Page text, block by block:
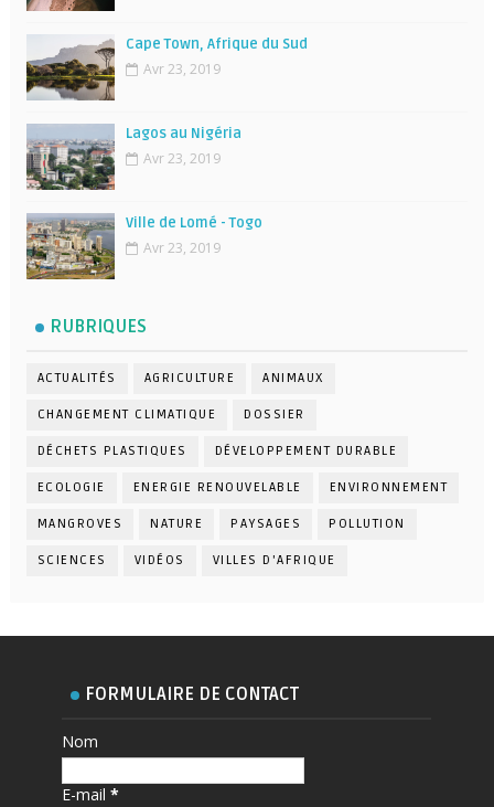
Cape Town, Afrique du Sud
Avr 23, 2019
Lagos au Nigéria
Avr 23, 2019
Ville de Lomé - Togo
Avr 23, 2019
RUBRIQUES
ACTUALITÉS AGRICULTURE ANIMAUX
CHANGEMENT CLIMATIQUE DOSSIER
DÉCHETS PLASTIQUES DÉVELOPPEMENT DURABLE
ECOLOGIE ENERGIE RENOUVELABLE ENVIRONNEMENT
MANGROVES NATURE PAYSAGES POLLUTION
SCIENCES VIDÉOS VILLES D'AFRIQUE
FORMULAIRE DE CONTACT
Nom
E-mail*